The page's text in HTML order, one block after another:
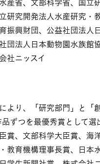
産省、文部科学省、国立
研究開発法人水産研究・
振興財団、公益社団法人
団法人日本動物園水族館
社ニッスイ
より、「研究部門」と「
ずつを最優秀賞として選
賞、文部科学大臣賞、海
教育機構理事長賞、日本